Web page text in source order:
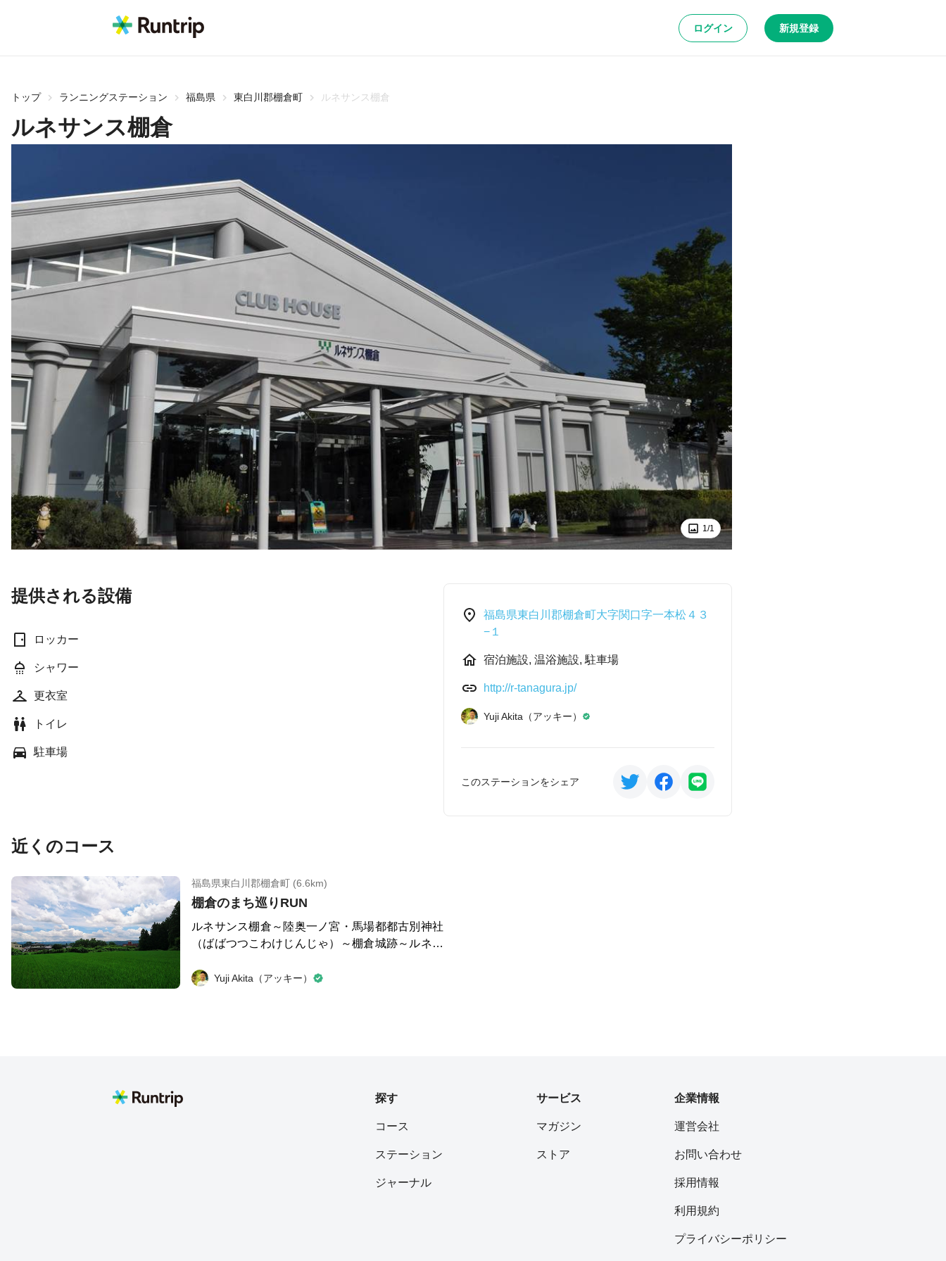
ログイン 新規登録
1/1
トップ ランニングステーション 福島県 東白川郡棚倉町 ルネサンス棚倉
ルネサンス棚倉
提供される設備
ロッカー
シャワー
更衣室
トイレ
駐車場
近くのコース
福島県東白川郡棚倉町 (6.6km)
棚倉のまち巡りRUN
ルネサンス棚倉～陸奥一ノ宮・馬場都都古別神社
（ばばつつこわけじんじゃ）～棚倉城跡～ルネサ
できる田園風景は、童心にかえれる美しさです。
Yuji Akita（アッキー）
福島県東白川郡棚倉町大字関口字一本松４３
−１
宿泊施設, 温浴施設, 駐車場
http://r-tanagura.jp/
Yuji Akita（アッキー）
このステーションをシェア
探す
コース
ステーション
ジャーナル
サービス
マガジン
ストア
企業情報
運営会社
お問い合わせ
採用情報
利用規約
プライバシーポリシー